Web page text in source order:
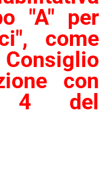
"A" per
come
con
4 del